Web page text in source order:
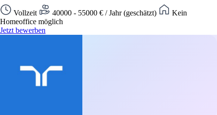
Vollzeit 40000 - 55000 € / Jahr (geschätzt)
Kein
Homeoffice möglich
Jetzt bewerben